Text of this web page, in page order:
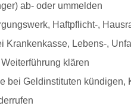
ab- oder ummelden
Haftpflicht-,
Krankenkasse, Lebens-,
klären
bei Geldinstituten kündigen,